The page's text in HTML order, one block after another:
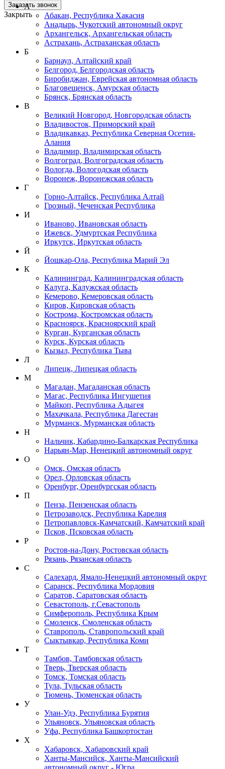
Заказать звонок
Закрыть
А
Абакан, Республика Хакасия
Анадырь, Чукотский автономный округ
Архангельск, Архангельская область
Астрахань, Астраханская область
Б
Барнаул, Алтайский край
Белгород, Белгородская область
Биробиджан, Еврейская автономная область
Благовещенск, Амурская область
Брянск, Брянская область
В
Великий Новгород, Новгородская область
Владивосток, Приморский край
Владикавказ, Республика Северная Осетия-
Алания
Владимир, Владимирская область
Волгоград, Волгоградская область
Вологда, Вологодская область
Воронеж, Воронежская область
Г
Горно-Алтайск, Республика Алтай
Грозный, Чеченская Республика
И
Иваново, Ивановская область
Ижевск, Удмуртская Республика
Иркутск, Иркутская область
Й
Йошкар-Ола, Республика Марий Эл
К
Калининград, Калининградская область
Калуга, Калужская область
Кемерово, Кемеровская область
Киров, Кировская область
Кострома, Костромская область
Красноярск, Красноярский край
Курган, Курганская область
Курск, Курская область
Кызыл, Республика Тыва
Л
Липецк, Липецкая область
М
Магадан, Магаданская область
Магас, Республика Ингушетия
Майкоп, Республика Адыгея
Махачкала, Республика Дагестан
Мурманск, Мурманская область
Н
Нальчик, Кабардино-Балкарская Республика
Нарьян-Мар, Ненецкий автономный округ
О
Омск, Омская область
Орел, Орловская область
Оренбург, Оренбургская область
П
Пенза, Пензенская область
Петрозаводск, Республика Карелия
Петропавловск-Камчатский, Камчатский край
Псков, Псковская область
Р
Ростов-на-Дону, Ростовская область
Рязань, Рязанская область
С
Салехард, Ямало-Ненецкий автономный округ
Саранск, Республика Мордовия
Саратов, Саратовская область
Севастополь, г.Севастополь
Симферополь, Республика Крым
Смоленск, Смоленская область
Ставрополь, Ставропольский край
Сыктывкар, Республика Коми
Т
Тамбов, Тамбовская область
Тверь, Тверская область
Томск, Томская область
Тула, Тульская область
Тюмень, Тюменская область
У
Улан-Удэ, Республика Бурятия
Ульяновск, Ульяновская область
Уфа, Республика Башкортостан
Х
Хабаровск, Хабаровский край
Ханты-Мансийск, Ханты-Мансийский
автономный округ - Югра